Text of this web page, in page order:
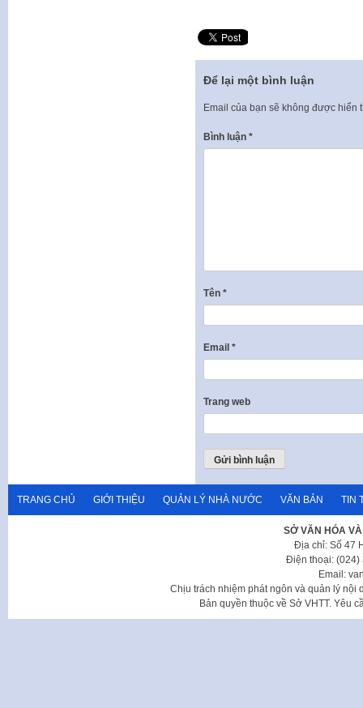
Để lại một bình luận
Email của bạn sẽ không được hiển
Bình luận *
Tên *
Email *
Trang web
TRANG CHỦ GIỚI THIỆU QUẢN LÝ NHÀ NƯỚC VĂN BẢN TIN
SỞ VĂN HÓA
Địa chỉ: Số 47
Điện thoại: (024)
Email:
Chịu trách nhiệm phát ngôn và quản lý nội
Bản quyền thuộc về Sở VHTT. Yêu